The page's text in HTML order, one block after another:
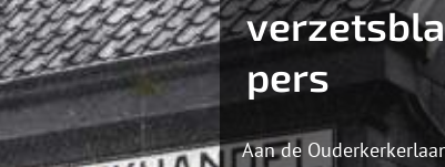
pers
Aan de